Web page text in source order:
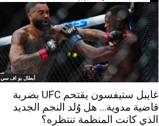
أبطال يو اف سي
غايبل ستيفسون يقتحم UFC بضربة
قاضية مدوية… هل وُلد النجم الجديد
الذي كانت المنظمة تنتظره؟